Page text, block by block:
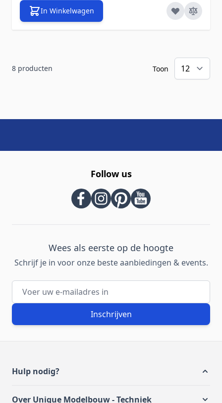
In Winkelwagen
8 producten Toon
Follow us
Wees als eerste op de hoogte
Schrijf je in voor onze beste aanbiedingen & events.
E-mailadres
Inschrijven
Hulp nodig?
Over Unique Modelbouw - Techniek